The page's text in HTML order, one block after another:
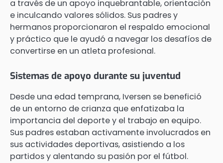
a través de un apoyo inquebrantable, orientación
e inculcando valores sólidos. Sus padres y
hermanos proporcionaron el respaldo emocional
y práctico que le ayudó a navegar los desafíos de
convertirse en un atleta profesional.
Sistemas de apoyo durante su juventud
Desde una edad temprana, Iversen se benefició
de un entorno de crianza que enfatizaba la
importancia del deporte y el trabajo en equipo.
Sus padres estaban activamente involucrados en
sus actividades deportivas, asistiendo a los
partidos y alentando su pasión por el fútbol.